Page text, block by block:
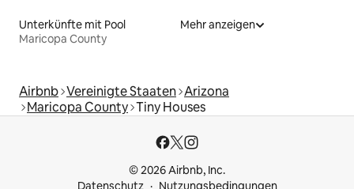
Unterkünfte mit Pool
Maricopa County
Mehr anzeigen
Airbnb Vereinigte Staaten Arizona
Maricopa County Tiny Houses
© 2026 Airbnb, Inc.
Datenschutz
Nutzungsbedingungen